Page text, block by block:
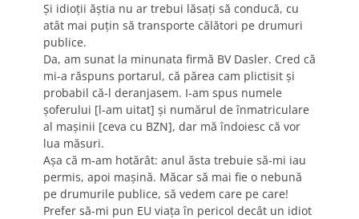
Şi idioţii ăştia nu ar trebui lăsaţi să conducă, cu
atât mai puţin să transporte călători pe drumuri
publice.
Da, am sunat la minunata firmă BV Dasler. Cred că
mi-a răspuns portarul, că părea cam plictisit şi
probabil că-l deranjasem. I-am spus numele
şoferului [l-am uitat] şi numărul de înmatriculare
al maşinii [ceva cu BZN], dar mă îndoiesc că vor
lua măsuri.
Aşa că m-am hotărât: anul ăsta trebuie să-mi iau
permis, apoi maşină. Măcar să mai fie o nebună
pe drumurile publice, să vedem care pe care!
Prefer să-mi pun EU viaţa în pericol decât un idiot